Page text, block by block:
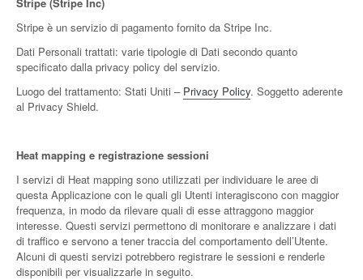
Stripe è un servizio di pagamento fornito da Stripe Inc.
Dati Personali trattati: varie tipologie di Dati secondo quanto
specificato dalla privacy policy del servizio.
Luogo del trattamento: Stati Uniti – Privacy Policy. Soggetto aderente
al Privacy Shield.
Heat mapping e registrazione sessioni
I servizi di Heat mapping sono utilizzati per individuare le aree di
questa Applicazione con le quali gli Utenti interagiscono con maggior
frequenza, in modo da rilevare quali di esse attraggono maggior
interesse. Questi servizi permettono di monitorare e analizzare i dati
di traffico e servono a tener traccia del comportamento dell’Utente.
Alcuni di questi servizi potrebbero registrare le sessioni e renderle
disponibili per visualizzarle in seguito.